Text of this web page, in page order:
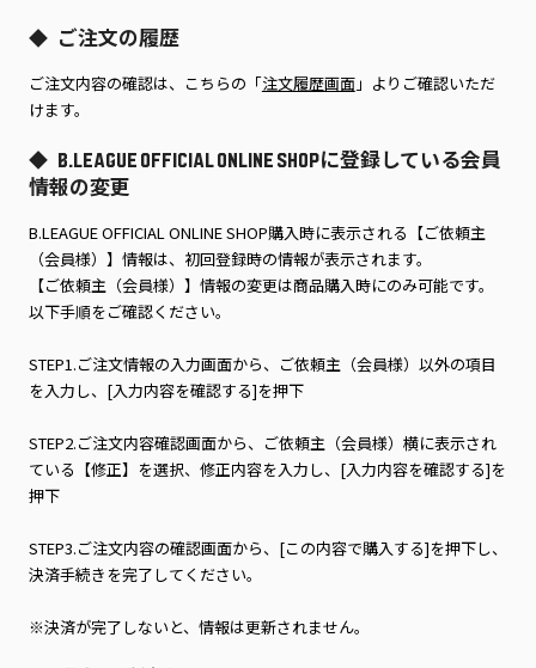
◆ ご注文の履歴
ご注文内容の確認は、こちらの「注文履歴画面」よりご確認いただ
けます。
◆ B.LEAGUE OFFICIAL ONLINE SHOPに登録している会員
情報の変更
B.LEAGUE OFFICIAL ONLINE SHOP購入時に表示される【ご依頼主
（会員様）】情報は、初回登録時の情報が表示されます。
【ご依頼主（会員様）】情報の変更は商品購入時にのみ可能です。
以下手順をご確認ください。
STEP1.ご注文情報の入力画面から、ご依頼主（会員様）以外の項目
を入力し、[入力内容を確認する]を押下
STEP2.ご注文内容確認画面から、ご依頼主（会員様）横に表示され
ている【修正】を選択、修正内容を入力し、[入力内容を確認する]を
押下
STEP3.ご注文内容の確認画面から、[この内容で購入する]を押下し、
決済手続きを完了してください。
※決済が完了しないと、情報は更新されません。